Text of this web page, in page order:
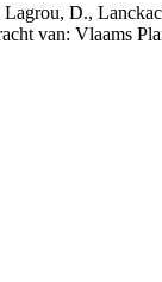
D.,
van: Vlaams